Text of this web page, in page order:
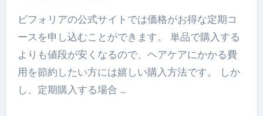
ビフォリアの公式サイトでは価格がお得な定期コ
ースを申し込むことができます。 単品で購入する
よりも値段が安くなるので、ヘアケアにかかる費
用を節約したい方には嬉しい購入方法です。 しか
し、定期購入する場合 …